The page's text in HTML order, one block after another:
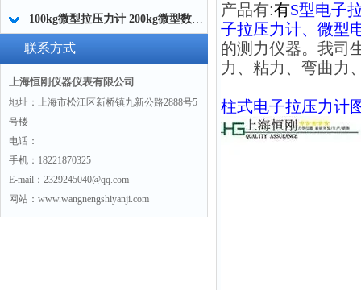
100kg微型拉压力计 200kg微型数显测力计 定制微型测力传感器厂家
联系方式
上海恒刚仪器仪表有限公司
地址：上海市松江区新桥镇九新公路2888号5
号楼
电话：
手机：18221870325
E-mail：2329245040@qq.com
网站：www.wangnengshiyanji.com
产品有:有S型电子
子拉压力计、微型
的测力仪器。我司
力、粘力、弯曲力
柱式电子拉压力计